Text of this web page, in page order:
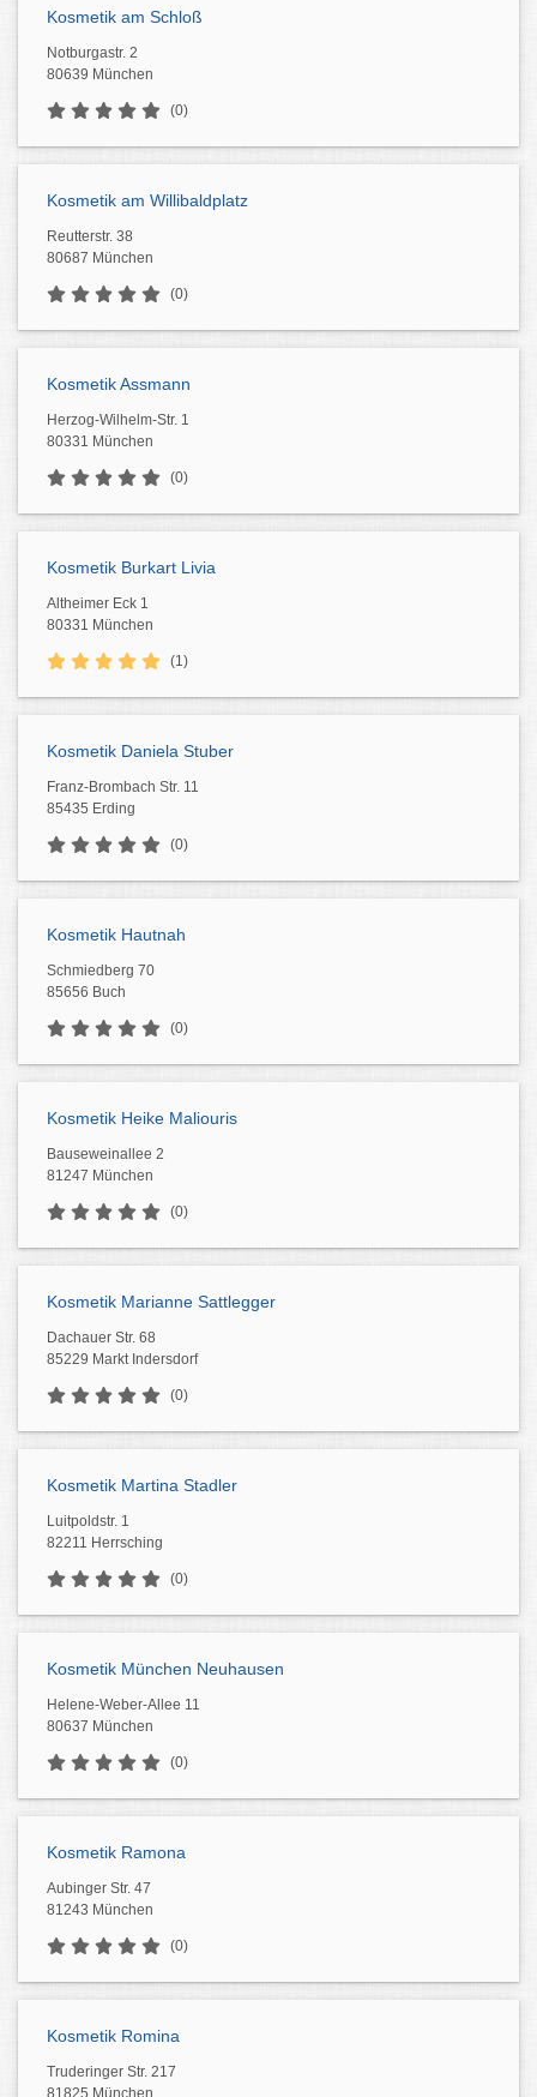
Kosmetik am Schloß
Notburgastr. 2
80639 München
(0)
Kosmetik am Willibaldplatz
Reutterstr. 38
80687 München
(0)
Kosmetik Assmann
Herzog-Wilhelm-Str. 1
80331 München
(0)
Kosmetik Burkart Livia
Altheimer Eck 1
80331 München
(1)
Kosmetik Daniela Stuber
Franz-Brombach Str. 11
85435 Erding
(0)
Kosmetik Hautnah
Schmiedberg 70
85656 Buch
(0)
Kosmetik Heike Maliouris
Bauseweinallee 2
81247 München
(0)
Kosmetik Marianne Sattlegger
Dachauer Str. 68
85229 Markt Indersdorf
(0)
Kosmetik Martina Stadler
Luitpoldstr. 1
82211 Herrsching
(0)
Kosmetik München Neuhausen
Helene-Weber-Allee 11
80637 München
(0)
Kosmetik Ramona
Aubinger Str. 47
81243 München
(0)
Kosmetik Romina
Truderinger Str. 217
81825 München